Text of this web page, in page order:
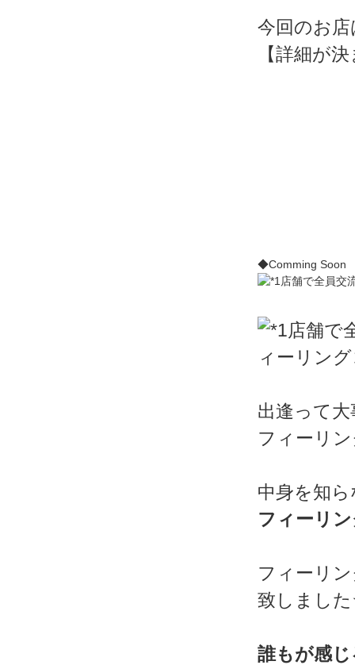
今回のお
【詳細が
◆Comming Soon
出逢って
フィーリ
中身を知
フィーリ
フィーリ
致しまし
誰もが感